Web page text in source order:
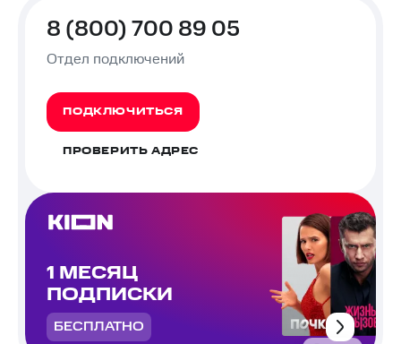
8 (800) 700 89 05
Отдел подключений
ПОДКЛЮЧИТЬСЯ
ПРОВЕРИТЬ АДРЕС
1 МЕСЯЦ
ПОДПИСКИ
БЕСПЛАТНО